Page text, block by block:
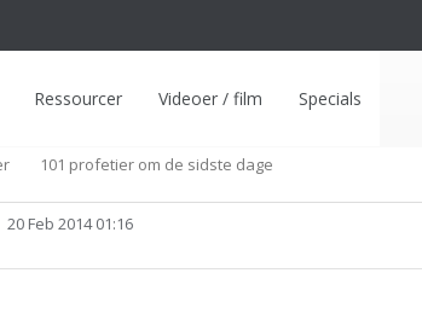
Ressourcer Videoer / film Specials
101 profetier om de sidste dage
20 Feb 2014 01:16